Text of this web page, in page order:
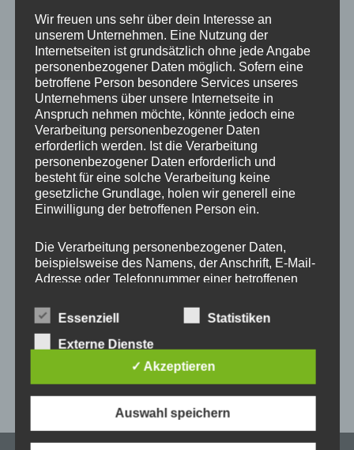
Start /Produkt ONE MULTI - Farbe Kordel und
Metallelemente/ #67 Zebra + Gold
Dieses
Produkt
mehrere
Varianten
auf.
Optionen
können
auf
der
Produktseite
gewählt
werden
Universal Handykette
MULTICOLOR Snap ONE
for Patch
16,95€–20,95€
Wir freuen uns sehr über dein Interesse an
unserem Unternehmen. Eine Nutzung der
Internetseiten ist grundsätzlich ohne jede Angabe
personenbezogener Daten möglich. Sofern eine
betroffene Person besondere Services unseres
Unternehmens über unsere Internetseite in
Anspruch nehmen möchte, könnte jedoch eine
Verarbeitung personenbezogener Daten
erforderlich werden. Ist die Verarbeitung
personenbezogener Daten erforderlich und
besteht für eine solche Verarbeitung keine
gesetzliche Grundlage, holen wir generell eine
Einwilligung der betroffenen Person ein.
Die Verarbeitung personenbezogener Daten,
beispielsweise des Namens, der Anschrift, E-Mail-
Adresse oder Telefonnummer einer betroffenen
Datenschutz-Grundverordnung und in
Übereinstimmung mit den für uns geltenden
landesspezifischen Datenschutzbestimmungen.
Mittels dieser Datenschutzerklärung möchte unser
Unternehmen die Öffentlichkeit über Art, Umfang
verarbeiteten personenbezogenen Daten
informieren. Ferner werden betroffene Personen
Essenziell
Statistiken
Externe Dienste
✓ Akzeptieren
Auswahl speichern